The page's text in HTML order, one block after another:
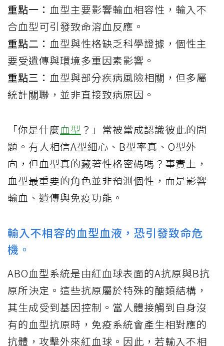
重點一： 血型主要影響輸血相容性，輸入不
合血型可引發致命溶血反應。
重點二： 血型與性格缺乏科學證據，個性主
要受遺傳與環境多重因素影響。
重點三： 血型與部分疾病風險相關，但多屬
統計關聯，並非直接致病原因。
「你是什麼血型 ？」常被當成認識彼此的問
題。有人相信A型細心、B型率真、O型外
向，但血型真的藏著性格密碼嗎？事實上，
血型最重要的角色並非預測個性，而是影響
輸血、遺傳與免疫功能。
輸入不相容的血型血液，恐引發致命危
機。
ABO血型系統是由紅血球表面的A抗原與B抗
原所決定。這些抗原屬於特殊的醣類結構，
其生成受到基因控制。當人體接觸到自身沒
有的血型抗原時，免疫系統會產生相對應的
抗體，攻擊外來紅血球。因此，若輸入不相